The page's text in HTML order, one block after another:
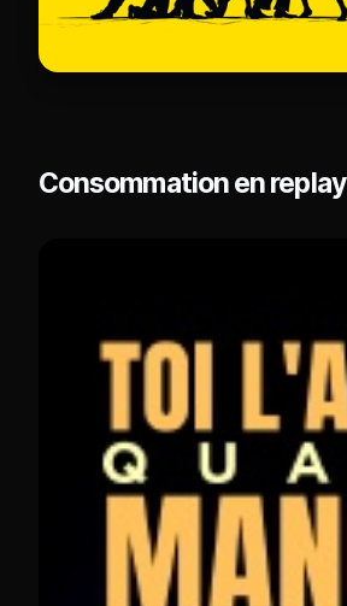
Consommation en replay